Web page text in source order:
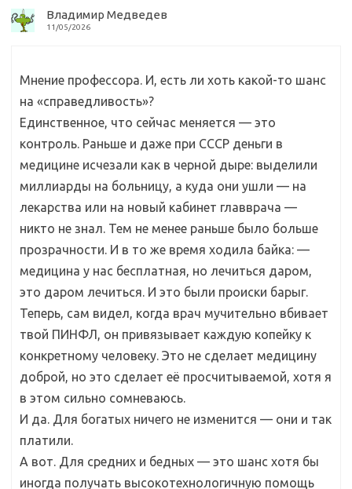
Владимир Медведев
11/05/2026
Мнение профессора. И, есть ли хоть какой-то шанс
на «справедливость»?
Единственное, что сейчас меняется — это
контроль. Раньше и даже при СССР деньги в
медицине исчезали как в черной дыре: выделили
миллиарды на больницу, а куда они ушли — на
лекарства или на новый кабинет главврача —
никто не знал. Тем не менее раньше было больше
прозрачности. И в то же время ходила байка: —
медицина у нас бесплатная, но лечиться даром,
это даром лечиться. И это были происки барыг.
Теперь, сам видел, когда врач мучительно вбивает
твой ПИНФЛ, он привязывает каждую копейку к
конкретному человеку. Это не сделает медицину
доброй, но это сделает её просчитываемой, хотя я
в этом сильно сомневаюсь.
И да. Для богатых ничего не изменится — они и так
платили.
А вот. Для средних и бедных — это шанс хотя бы
иногда получать высокотехнологичную помощь